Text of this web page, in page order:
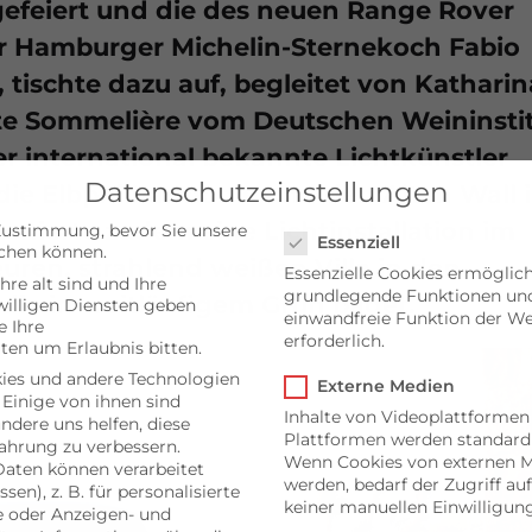
und die des neuen Range Rover
Hamburger Michelin-Sternekoch Fabio
tischte dazu auf, begleitet von
Sommelière vom Deutschen
international bekannte Lichtkünstler
Elbphilharmonie und den Alten Wall
zudem eine Lichtinstallation im
strahlend weißen Villa in den
in weitläufigem Grün badet.
Datenschutzeinstellungen
bevor Sie unsere
können.
alt sind und Ihre
Diensten geben
Ihre
um Erlaubnis bitten.
und andere Technologien
von ihnen sind
uns helfen, diese
zu verbessern.
können verarbeitet
z. B. für personalisierte
oder Anzeigen- und
Essenziell
Essenzielle Cookies
grundlegende Funktionen
einwandfreie Funktion der
erforderlich.
Externe Medien
Inhalte von
Plattformen werden
Wenn Cookies von externen
werden, bedarf der Zugriff
keiner manuellen